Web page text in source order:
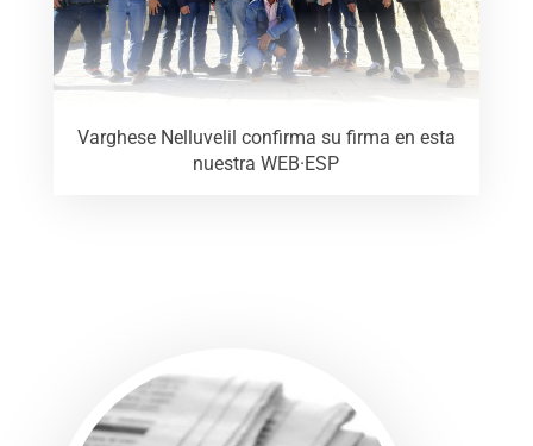
Varghese Nelluvelil confirma su firma en esta
nuestra WEB·ESP